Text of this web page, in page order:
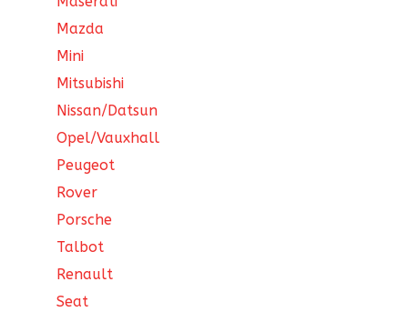
Mazda
Mini
Mitsubishi
Nissan/Datsun
Opel/Vauxhall
Peugeot
Rover
Porsche
Talbot
Renault
Seat